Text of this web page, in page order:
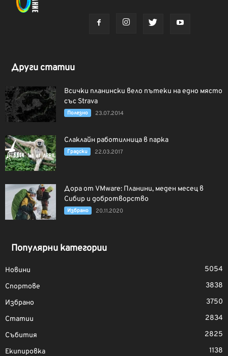
Други статии
Всички планински вело пътеки на едно място
със Strava
Полезно 23.07.2014
Слаклайн работилница в парка
Градски 22.03.2017
Дора от VMware: Планини, меден месец в
Сибир и добротворство
Избрано 20.11.2020
Популярни категории
Новини
5054
Спортове
3838
Избрано
3750
Статии
2834
Събития
2825
Екипировка
1138